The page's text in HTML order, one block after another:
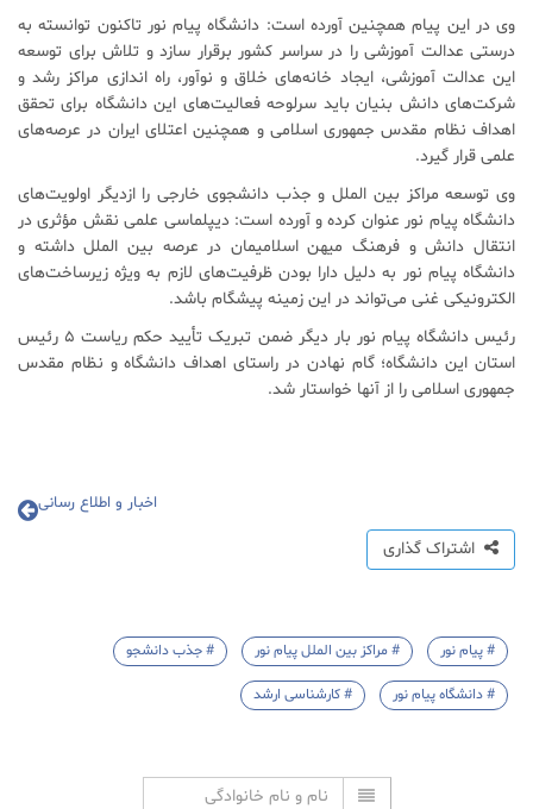
وی در این پیام همچنین آورده است: دانشگاه پیام نور تاکنون توانسته به
درستی عدالت آموزشی را در سراسر کشور برقرار سازد و تلاش برای توسعه
این عدالت آموزشی، ایجاد خانه‌های خلاق و نوآور، راه اندازی مراکز رشد و
شرکت‌های دانش بنیان باید سرلوحه فعالیت‌های این دانشگاه برای تحقق
اهداف نظام مقدس جمهوری اسلامی و همچنین اعتلای ایران در عرصه‌های
علمی قرار گیرد.
وی توسعه مراکز بین الملل و جذب دانشجوی خارجی را ازدیگر اولویت‌های
دانشگاه پیام نور عنوان کرده و آورده است: دیپلماسی علمی نقش مؤثری در
انتقال دانش و فرهنگ میهن اسلامیمان در عرصه بین الملل داشته و
دانشگاه پیام نور به دلیل دارا بودن ظرفیت‌های لازم به ویژه زیرساخت‌های
الکترونیکی غنی می‌تواند در این زمینه پیشگام باشد.
رئیس دانشگاه پیام نور بار دیگر ضمن تبریک تأیید حکم ریاست ۵ رئیس
استان این دانشگاه؛ گام نهادن در راستای اهداف دانشگاه و نظام مقدس
جمهوری اسلامی را از آنها خواستار شد.
اخبار و اطلاع رسانی
اشتراک گذاری
# پیام نور # مراکز بین الملل پیام نور # جذب دانشجو
# دانشگاه پیام نور # کارشناسی ارشد